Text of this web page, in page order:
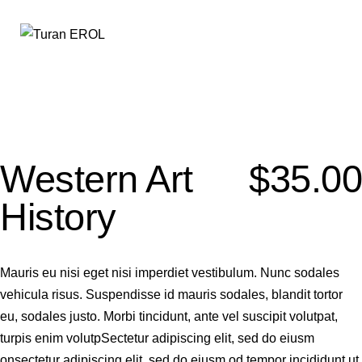
Western Art
History
$35.00
Mauris eu nisi eget nisi imperdiet vestibulum. Nunc sodales
vehicula risus. Suspendisse id mauris sodales, blandit tortor
eu, sodales justo. Morbi tincidunt, ante vel suscipit volutpat,
turpis enim volutpSectetur adipiscing elit, sed do eiusm